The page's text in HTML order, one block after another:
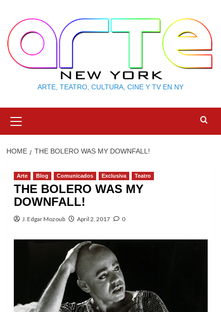
content
ARTE, TEATRO, CULTURA, CINE Y TV EN NY
Menu
HOME THE BOLERO WAS MY DOWNFALL!
Arte Blog Comunicados Exclusiva Teatro
THE BOLERO WAS MY
DOWNFALL!
J. Edgar Mozoub April 2, 2017 0